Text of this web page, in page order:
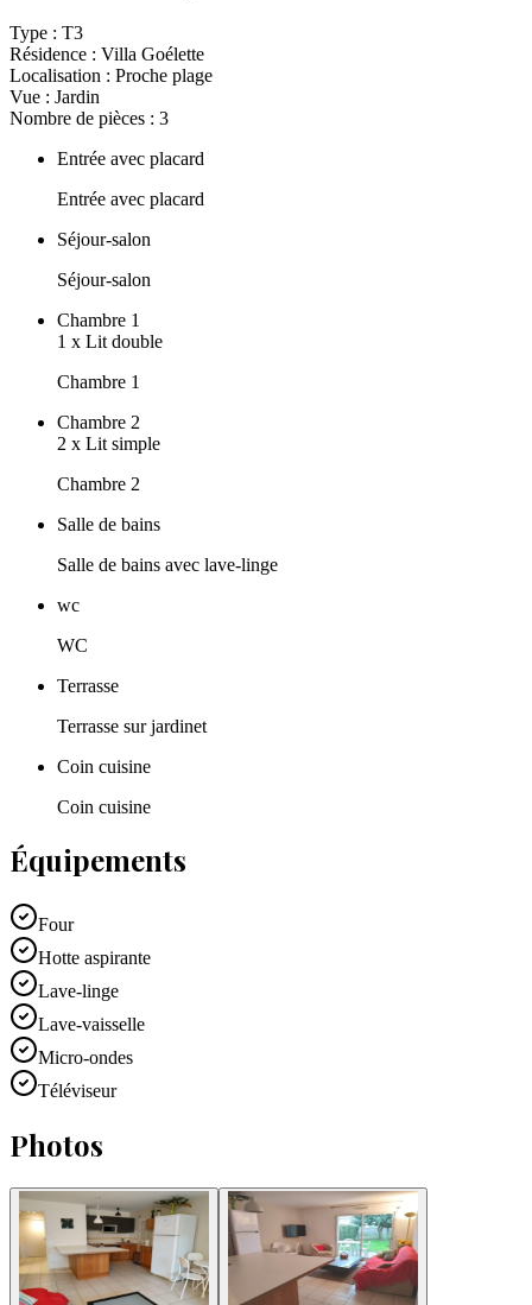
Type : T3
Résidence : Villa Goélette
Localisation : Proche plage
Vue : Jardin
Nombre de pièces : 3
Entrée avec placard
Entrée avec placard
Séjour-salon
Séjour-salon
Chambre 1
1 x Lit double
Chambre 1
Chambre 2
2 x Lit simple
Chambre 2
Salle de bains
Salle de bains avec lave-linge
wc
WC
Terrasse
Terrasse sur jardinet
Coin cuisine
Coin cuisine
Équipements
Four
Hotte aspirante
Lave-linge
Lave-vaisselle
Micro-ondes
Téléviseur
Photos